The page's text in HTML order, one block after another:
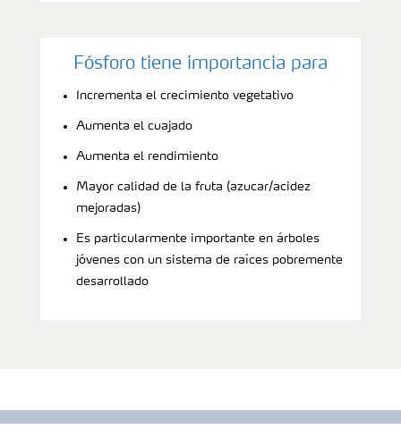
Fósforo tiene importancia para
Incrementa el crecimiento vegetativo
Aumenta el cuajado
Aumenta el rendimiento
Mayor calidad de la fruta (azucar/acidez
mejoradas)
Es particularmente importante en árboles
jóvenes con un sistema de raíces pobremente
desarrollado